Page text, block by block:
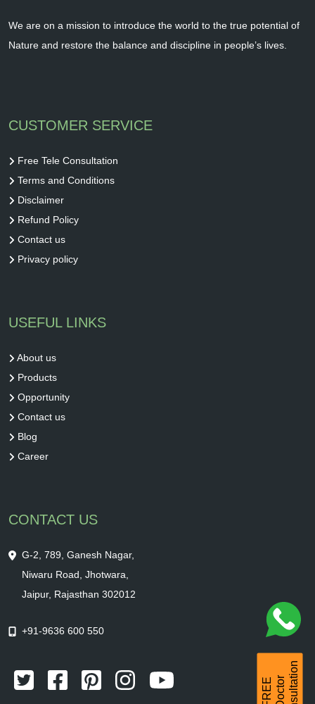
We are on a mission to introduce the world to the true potential of
Nature and restore the balance and discipline in people’s lives.
CUSTOMER SERVICE
Free Tele Consultation
Terms and Conditions
Disclaimer
Refund Policy
Contact us
Privacy policy
USEFUL LINKS
About us
Products
Opportunity
Contact us
Blog
Career
CONTACT US
G-2, 789, Ganesh Nagar,
Niwaru Road, Jhotwara,
Jaipur, Rajasthan 302012
+91-9636 600 550
F
R
E
E
D
o
c
t
or